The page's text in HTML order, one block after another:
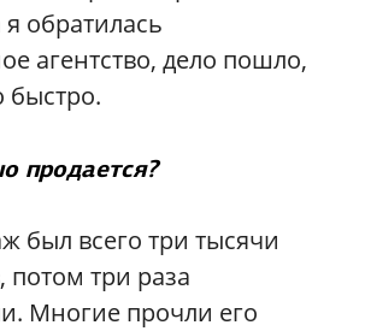
обратилась
агентство, дело пошло,
быстро.
продается?
был всего три тысячи
потом три раза
Многие прочли его